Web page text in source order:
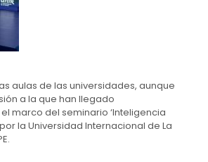
aulas de las universidades, aunque
a la que han llegado
marco del seminario ‘Inteligencia
la Universidad Internacional de La